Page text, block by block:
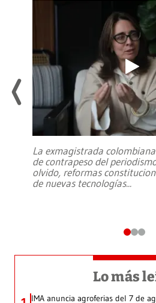
La exmagistrada
de contrapeso del
olvido, reformas
de nuevas tecnologías...
Lo más
IMA anuncia agroferias del 7 de